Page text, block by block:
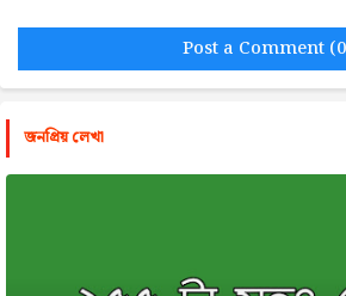
Post a Comment
জনপ্রিয় লেখা